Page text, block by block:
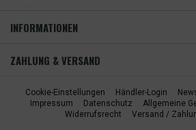
INFORMATIONEN
ZAHLUNG & VERSAND
Cookie-Einstellungen Händler-Login
Impressum
Datenschutz
Allgemeine
Widerrufsrecht
Versand /